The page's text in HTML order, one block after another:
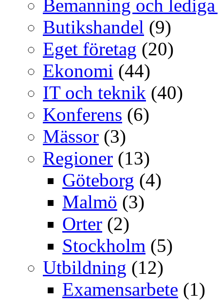
Bemanning och
Butikshandel (9)
Eget företag (20)
Ekonomi (44)
IT och teknik (40)
Konferens (6)
Mässor (3)
Regioner (13)
Göteborg (4)
Malmö (3)
Orter (2)
Stockholm (5)
Utbildning (12)
Examensarbete (1)